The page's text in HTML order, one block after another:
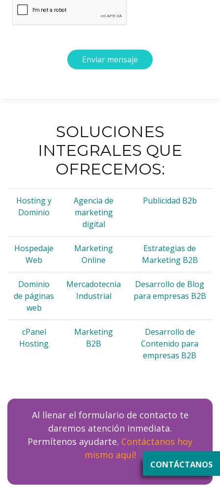
CONTÁCTANOS
Enviar mensaje
SOLUCIONES
INTEGRALES QUE
OFRECEMOS:
Hosting y
Dominio
Agencia de
marketing
digital
Publicidad B2b
Hospedaje
Web
Marketing
Online
Estrategias de
Marketing B2B
Dominio
de páginas
web
Mercadotecnia
Industrial
Desarrollo de Blog
para empresas B2B
cPanel
Hosting
Marketing
B2B
Desarrollo de
Contenido para
empresas B2B
Al llenar el formulario de contacto te
daremos atención inmediata.
Permítenos ayudarte. Contáctanos hoy
mismo aquí!